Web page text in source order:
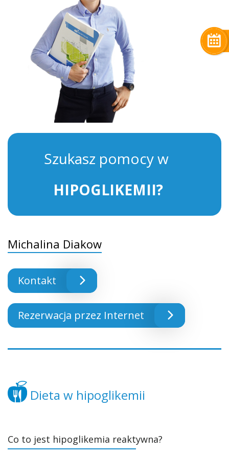
Szukasz pomocy w
HIPOGLIKEMII?
Michalina Diakow
Kontakt
Rezerwacja przez Internet
Dieta w hipoglikemii
Co to jest hipoglikemia reaktywna?